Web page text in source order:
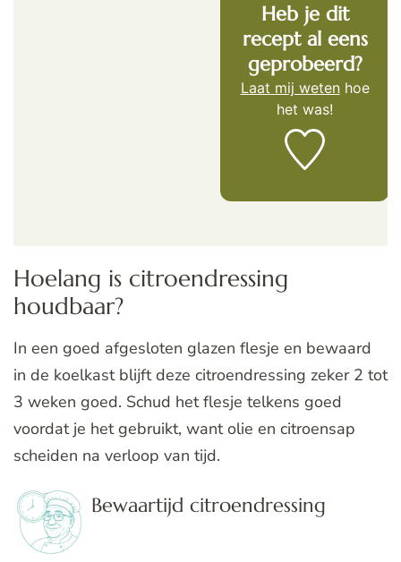
Heb je dit
recept al eens
geprobeerd?
Laat mij wetenhoe
het was!
Hoelang is citroendressing
houdbaar?
In een goed afgesloten glazen flesje en bewaard
in de koelkast blijft deze citroendressing zeker 2 tot
3 weken goed. Schud het flesje telkens goed
voordat je het gebruikt, want olie en citroensap
scheiden na verloop van tijd.
Bewaartijd citroendressing